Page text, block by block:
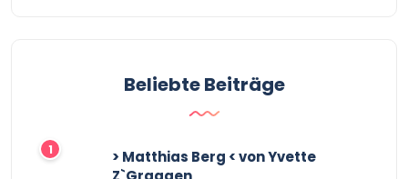
Beliebte Beiträge
> Matthias Berg < von Yvette